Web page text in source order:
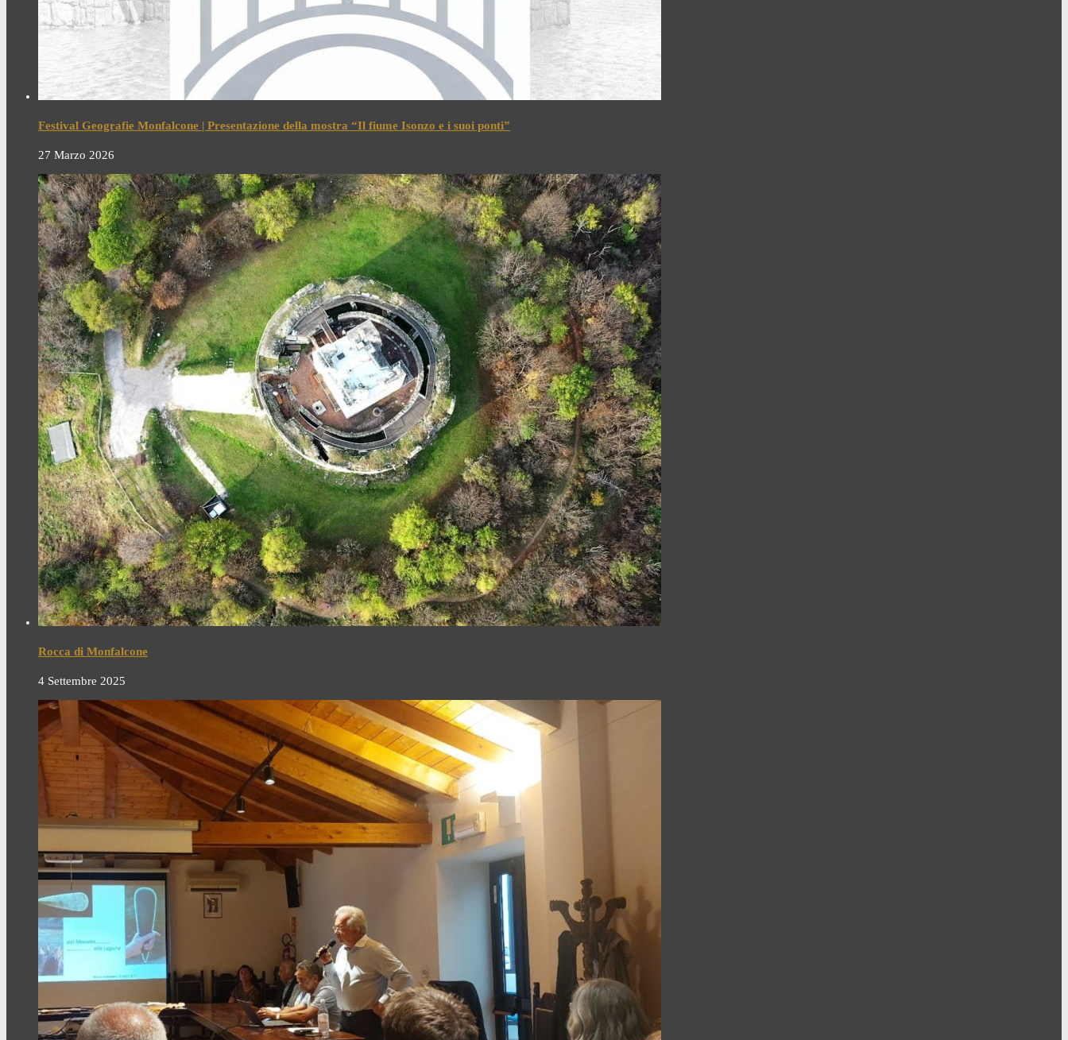
Festival Geografie Monfalcone | Presentazione della mostra “Il fiume Isonzo e i suoi ponti”
27 Marzo 2026
Rocca di Monfalcone
4 Settembre 2025